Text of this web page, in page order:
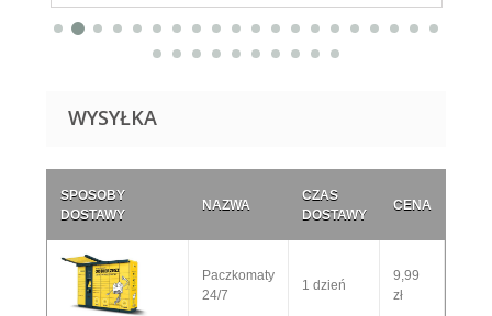
WYSYŁKA
SPOSOBY
DOSTAWY
NAZWA
CZAS
DOSTAWY
CENA
Paczkomaty
24/7
1 dzień
9,99
zł